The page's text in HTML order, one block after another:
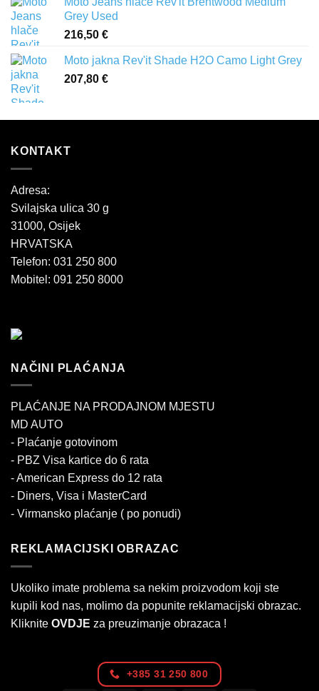
Grey Used
216,50 €
Moto jakna Rev'it Shade H2O Camo Light Grey
207,80 €
KONTAKT
Adresa:
Svilajska ulica 30 g
31000, Osijek
HRVATSKA
Telefon: 031 250 800
Mobitel: 091 250 8000
NAČINI PLAĆANJA
PLAĆANJE NA PRODAJNOM MJESTU
MD AUTO
- Plaćanje gotovinom
- PBZ Visa kartice do 6 rata
- American Express do 12 rata
- Diners, Visa i MasterCard
- Virmansko plaćanje ( po ponudi)
REKLAMACIJSKI OBRAZAC
Ukoliko imate problema sa nekim proizvodom koji ste
kupili kod nas, molimo da popunite reklamacijski obrazac.
Kliknite OVDJE za preuzimanje obrazaca !
+385 31 250 800